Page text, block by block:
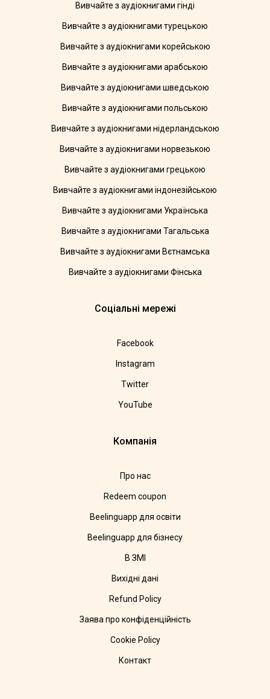
Вивчайте з аудіокнигами гінді
Вивчайте з аудіокнигами турецькою
Вивчайте з аудіокнигами корейською
Вивчайте з аудіокнигами арабською
Вивчайте з аудіокнигами шведською
Вивчайте з аудіокнигами польською
Вивчайте з аудіокнигами нідерландською
Вивчайте з аудіокнигами норвезькою
Вивчайте з аудіокнигами грецькою
Вивчайте з аудіокнигами індонезійською
Вивчайте з аудіокнигами Українська
Вивчайте з аудіокнигами Тагальська
Вивчайте з аудіокнигами Вєтнамська
Вивчайте з аудіокнигами Фінська
Соціальні мережі
Facebook
Instagram
Twitter
YouTube
Компанія
Про нас
Redeem coupon
Beelinguapp для освіти
Beelinguapp для бізнесу
В ЗМІ
Вихідні дані
Refund Policy
Заява про конфіденційність
Cookie Policy
Контакт